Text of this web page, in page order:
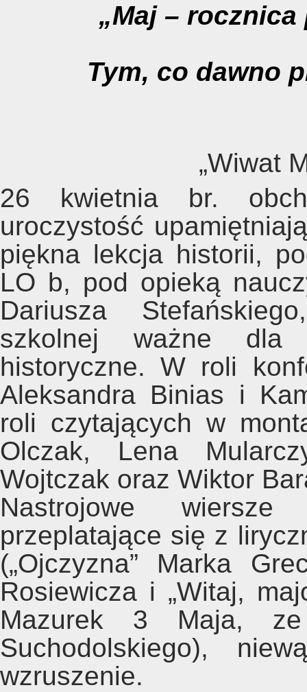
„Maj –
Tym, co dawno
„Wiwat
26 kwietnia br.
uroczystość
piękna lekcja historii,
LO b, pod opieką
Dariusza
szkolnej ważne dla
historyczne. W roli
Aleksandra Binias i
roli czytających w
Olczak, Lena
Wojtczak oraz Wiktor
Nastrojowe
przeplatające się z
(„Ojczyzna” Marka
Rosiewicza i „Witaj,
Mazurek 3 Maja, ze
Suchodolskiego),
wzruszenie.